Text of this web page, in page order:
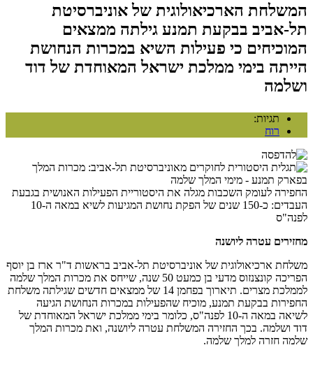
המשלחת הארכיאולוגית של אוניברסיטת
תל-אביב בבקעת תמנע גילתה ממצאים
המוכיחים כי פעילות השיא במכרות הנחושת
הייתה בימי ממלכת ישראל המאוחדת של דוד
ושלמה
תגיות:
רוח
החפירה לעומק השכבות מגלה את היסטוריית הפעילות האנושית בגבעת
העבדים: כ-150 שנים של הפקת נחושת המגיעות לשיא במאה ה-10
לפנה"ס
מחזירים עטרה ליושנה
משלחת ארכיאולוגית של אוניברסיטת תל-אביב בראשות ד"ר ארז בן יוסף
הפריכה קונצנזוס מדעי בן כמעט 50 שנה, שייחס את מכרות המלך שלמה
לממלכת מצרים. תיארוך בפחמן 14 של ממצאים חדשים שגילתה משלחת
החפירות בבקעת תמנע, מוכיח שהפעילות במכרות הנחושת הגיעה
לשיאה במאה ה-10 לפנה"ס, כלומר בימי ממלכת ישראל המאוחדת של
דוד ושלמה. בכך החזירה המשלחת עטרה ליושנה, ואת מכרות המלך
שלמה חזרה למלך שלמה.